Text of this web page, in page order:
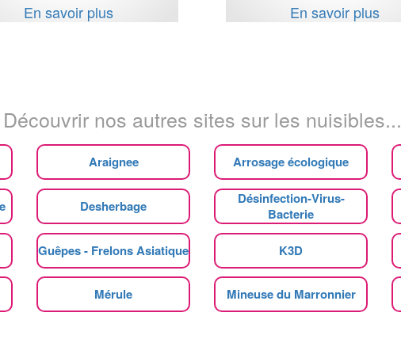
En savoir plus En savoir plus
Découvrir nos autres sites sur les nuisibles...
Araignee Arrosage écologique
Desherbage
Désinfection-Virus-
Bacterie
Guêpes - Frelons Asiatique K3D
Mérule Mineuse du Marronnier